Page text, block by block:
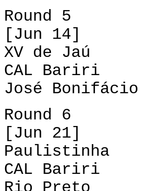
Round 5
[Jun 14]
XV de Jaú
CAL Bariri
José
Round 6
[Jun 21]
Paulistinha
CAL Bariri